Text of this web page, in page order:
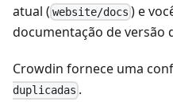
atual ( website/docs ) e
documentação de versão
Crowdin fornece uma
duplicadas .